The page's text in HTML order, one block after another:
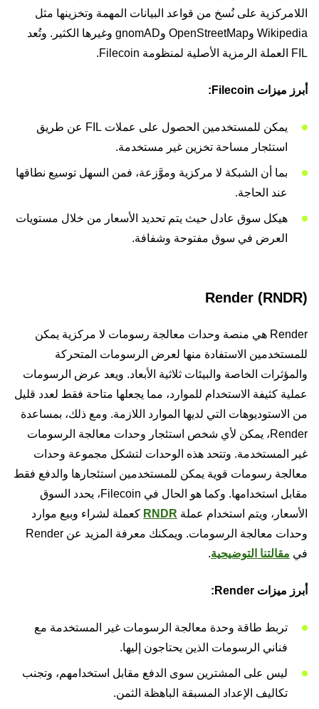
اللامركزية على نُسخ من قواعد البيانات المهمة وتخزينها مثل
Wikipedia وOpenStreetMap وgnomAD وغيرها الكثير. وتُعد
FIL العملة الرمزية الأصلية لمنظومة Filecoin.
أبرز ميزات Filecoin:
يمكن للمستخدمين الحصول على عملات FIL عن طريق
استئجار مساحة تخزين غير مستخدمة.
بما أن الشبكة لا مركزية وموَّزعة، فمن السهل توسيع نطاقها
عند الحاجة.
هيكل سوق عادل حيث يتم تحديد الأسعار من خلال مستويات
العرض في سوق مفتوحة وشفافة.
Render (RNDR)
Render هي منصة وحدات معالجة رسومات لا مركزية يمكن
للمستخدمين الاستفادة منها لعرض الرسومات المتحركة
والمؤثرات الخاصة والبيئات ثلاثية الأبعاد. ويعد عرض الرسومات
عملية كثيفة الاستخدام للموارد، مما يجعلها متاحة فقط لعدد قليل
من الاستوديوهات التي لديها الموارد اللازمة. ومع ذلك، بمساعدة
Render، يمكن لأي شخص استئجار وحدات معالجة الرسومات
غير المستخدمة. وتتحد هذه الوحدات لتشكل مجموعة وحدات
معالجة رسومات قوية يمكن للمستخدمين استئجارها والدفع فقط
مقابل استخدامها. وكما هو الحال في Filecoin، يحدد السوق
الأسعار، ويتم استخدام عملة RNDR كعملة لشراء وبيع موارد
وحدات معالجة الرسومات. ويمكنك معرفة المزيد عن Render
في مقالتنا التوضيحية.
أبرز ميزات Render:
تربط طاقة وحدة معالجة الرسومات غير المستخدمة مع
فناني الرسومات الذين يحتاجون إليها.
ليس على المشترين سوى الدفع مقابل استخدامهم، وتجنب
تكاليف الإعداد المسبقة الباهظة الثمن.